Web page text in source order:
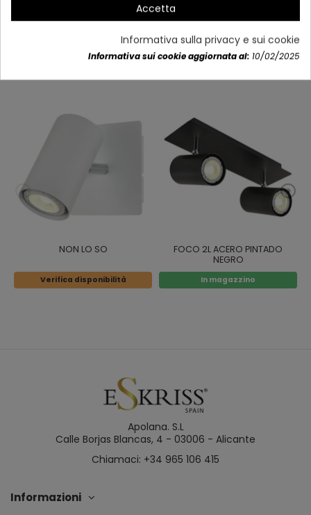
Dettagli del prodotto
NON LO SO
Verifica disponibilità
FOCO 2L ACERO PINTADO
NEGRO
In magazzino
Apolana. S.L
Calle Borjas Blancas, 4 - 03006 - Alicante
Chiamaci: +34 965 106 415
Informazioni
Accetta
Informativa sulla privacy e sui cookie
Informativa sui cookie aggiornata al: 10/02/2025